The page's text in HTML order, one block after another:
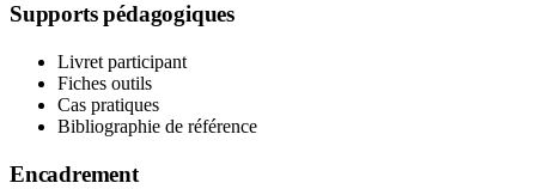
Supports pédagogiques
Livret participant
Fiches outils
Cas pratiques
Bibliographie de référence
Encadrement